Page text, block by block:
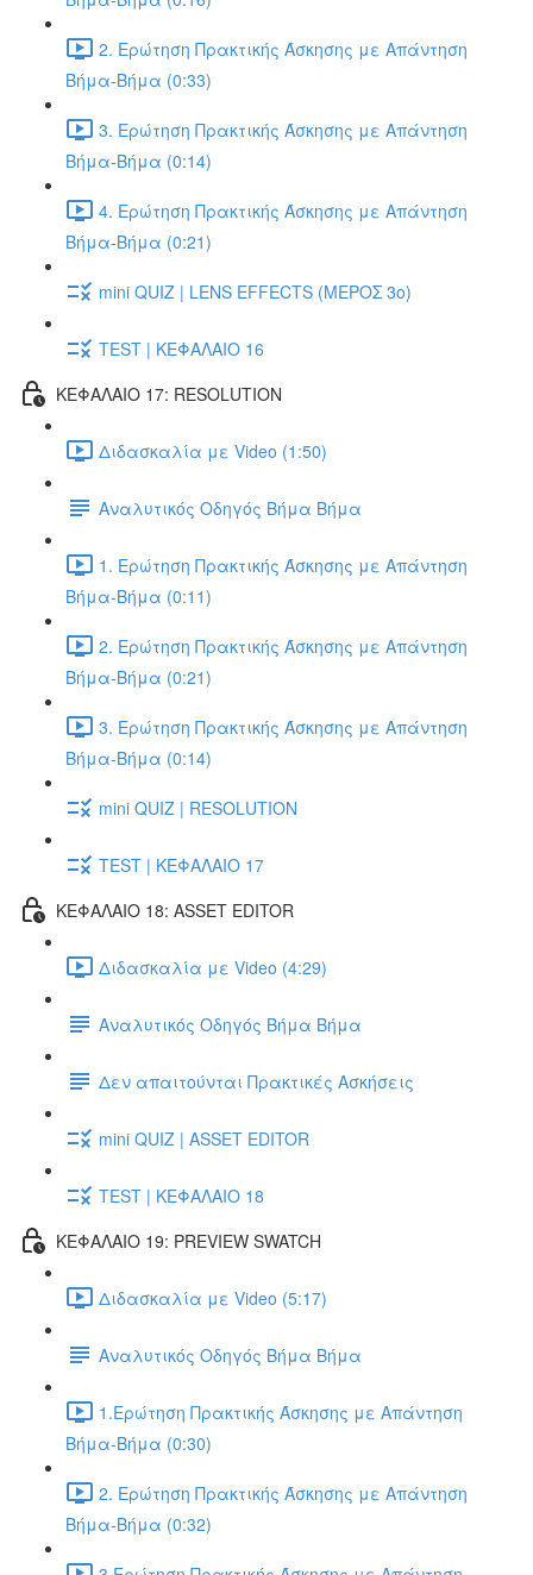
2. Ερώτηση Πρακτικής Άσκησης με Απάντηση
Βήμα-Βήμα (0:33)
3. Ερώτηση Πρακτικής Άσκησης με Απάντηση
Βήμα-Βήμα (0:14)
4. Ερώτηση Πρακτικής Άσκησης με Απάντηση
Βήμα-Βήμα (0:21)
mini QUIZ | LENS EFFECTS (ΜΕΡΟΣ 3o)
TEST | ΚΕΦΑΛΑΙΟ 16
ΚΕΦΑΛΑΙΟ 17: RESOLUTION
Διδασκαλία με Video (1:50)
Αναλυτικός Οδηγός Βήμα Βήμα
1. Ερώτηση Πρακτικής Άσκησης με Απάντηση
Βήμα-Βήμα (0:11)
2. Ερώτηση Πρακτικής Άσκησης με Απάντηση
Βήμα-Βήμα (0:21)
3. Ερώτηση Πρακτικής Άσκησης με Απάντηση
Βήμα-Βήμα (0:14)
mini QUIZ | RESOLUTION
TEST | ΚΕΦΑΛΑΙΟ 17
ΚΕΦΑΛΑΙΟ 18: ASSET EDITOR
Διδασκαλία με Video (4:29)
Αναλυτικός Οδηγός Βήμα Βήμα
Δεν απαιτούνται Πρακτικές Ασκήσεις
mini QUIZ | ASSET EDITOR
TEST | ΚΕΦΑΛΑΙΟ 18
ΚΕΦΑΛΑΙΟ 19: PREVIEW SWATCH
Διδασκαλία με Video (5:17)
Αναλυτικός Οδηγός Βήμα Βήμα
1.Ερώτηση Πρακτικής Άσκησης με Απάντηση
Βήμα-Βήμα (0:30)
2. Ερώτηση Πρακτικής Άσκησης με Απάντηση
Βήμα-Βήμα (0:32)